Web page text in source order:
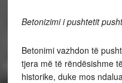
Betonizimi i pushtetit
Betonimi vazhdon të
tjera më të rëndësishme
historike, duke mos